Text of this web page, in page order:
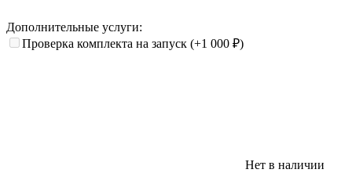
Дополнительные услуги:
Проверка комплекта на запуск (+1 000 ₽)
Нет в наличии